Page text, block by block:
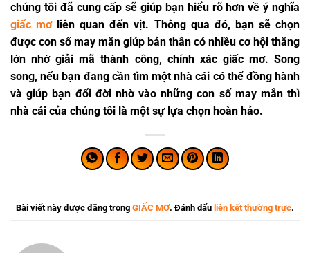
chúng tôi đã cung cấp sẽ giúp bạn hiểu rõ hơn về ý nghĩa
giấc mơliên quan đến vịt. Thông qua đó, bạn sẽ chọn
được con số may mắn giúp bản thân có nhiều cơ hội thắng
lớn nhờ giải mã thành công, chính xác giấc mơ. Song
song, nếu bạn đang cần tìm một nhà cái có thể đồng hành
và giúp bạn đổi đời nhờ vào những con số may mắn thì
nhà cái của chúng tôi là một sự lựa chọn hoàn hảo.
Bài viết này được đăng trong GIẤC MƠ. Đánh dấu liên kết thường trực.